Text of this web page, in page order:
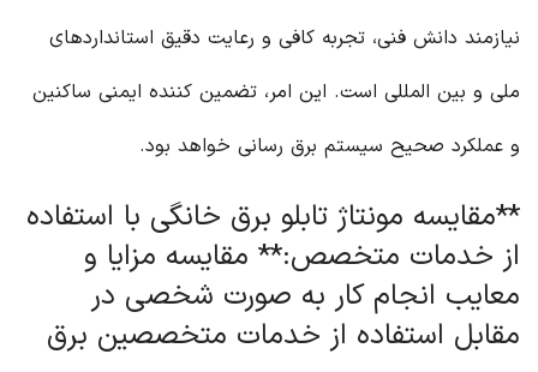
نیازمند دانش فنی، تجربه کافی و رعایت دقیق استانداردهای
ملی و بین المللی است. این امر، تضمین کننده ایمنی ساکنین
و عملکرد صحیح سیستم برق رسانی خواهد بود.
**مقایسه مونتاژ تابلو برق خانگی با استفاده
از خدمات متخصص:** مقایسه مزایا و
معایب انجام کار به صورت شخصی در
مقابل استفاده از خدمات متخصصین برق